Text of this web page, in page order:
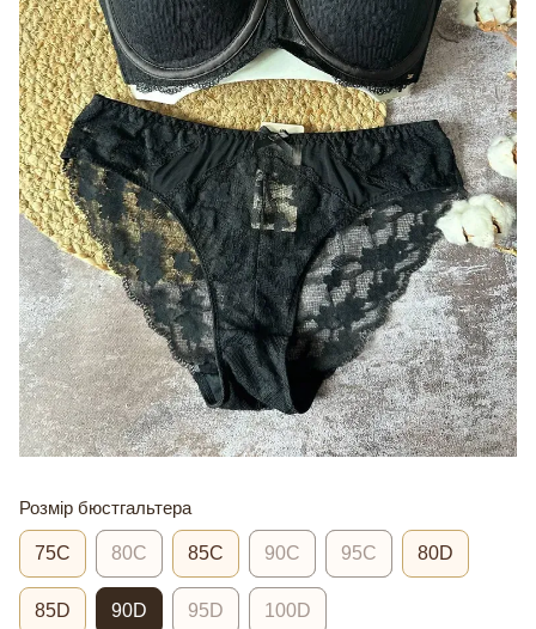
Розмір бюстгальтера
75C 80C 85C 90C 95C 80D
85D 90D 95D 100D